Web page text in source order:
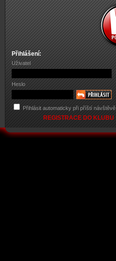
Přihlášení:
Uživatel
Heslo
Přihlásit automaticky při příští návštěvě
REGISTRACE DO KLUBU